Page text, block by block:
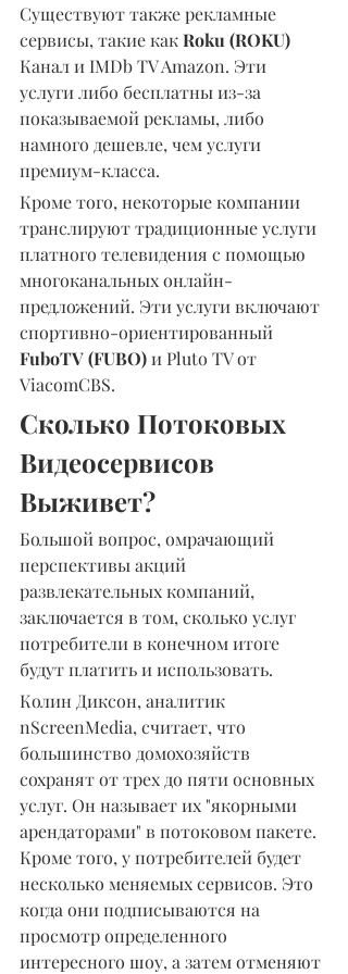
Существуют также рекламные
сервисы, такие как Roku (ROKU)
Канал и IMDb TV Amazon. Эти
услуги либо бесплатны из-за
показываемой рекламы, либо
намного дешевле, чем услуги
премиум-класса.
Кроме того, некоторые компании
транслируют традиционные услуги
платного телевидения с помощью
многоканальных онлайн-
предложений. Эти услуги включают
спортивно-ориентированный
FuboTV (FUBO) и Pluto TV от
ViacomCBS.
Сколько Потоковых
Видеосервисов
Выживет?
Большой вопрос, омрачающий
перспективы акций
развлекательных компаний,
заключается в том, сколько услуг
потребители в конечном итоге
будут платить и использовать.
Колин Диксон, аналитик
nScreenMedia, считает, что
большинство домохозяйств
сохранят от трех до пяти основных
услуг. Он называет их "якорными
арендаторами" в потоковом пакете.
Кроме того, у потребителей будет
несколько меняемых сервисов. Это
когда они подписываются на
просмотр определенного
интересного шоу, а затем отменяют